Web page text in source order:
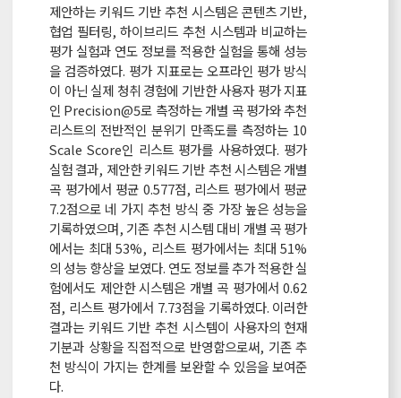
제안하는 키워드 기반 추천 시스템은 콘텐츠 기반,
협업 필터링, 하이브리드 추천 시스템과 비교하는
평가 실험과 연도 정보를 적용한 실험을 통해 성능
을 검증하였다. 평가 지표로는 오프라인 평가 방식
이 아닌 실제 청취 경험에 기반한 사용자 평가 지표
인 Precision@5로 측정하는 개별 곡 평가와 추천
리스트의 전반적인 분위기 만족도를 측정하는 10
Scale Score인 리스트 평가를 사용하였다. 평가
실험 결과, 제안한 키워드 기반 추천 시스템은 개별
곡 평가에서 평균 0.577점, 리스트 평가에서 평균
7.2점으로 네 가지 추천 방식 중 가장 높은 성능을
기록하였으며, 기존 추천 시스템 대비 개별 곡 평가
에서는 최대 53%, 리스트 평가에서는 최대 51%
의 성능 향상을 보였다. 연도 정보를 추가 적용한 실
험에서도 제안한 시스템은 개별 곡 평가에서 0.62
점, 리스트 평가에서 7.73점을 기록하였다. 이러한
결과는 키워드 기반 추천 시스템이 사용자의 현재
기분과 상황을 직접적으로 반영함으로써, 기존 추
천 방식이 가지는 한계를 보완할 수 있음을 보여준
다.